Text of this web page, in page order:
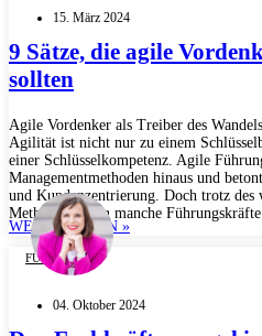
15. März 2024
9 Sätze, die agile
sollten
Agile Vordenker als Treiber des
Agilität ist nicht nur zu einem
einer Schlüsselkompetenz. Agile
Managementmethoden hinaus und
und Kundenzentrierung. Doch trotz des
Methoden fallen manche
WEITERLESEN »
FÜHRUNG
04. Oktober 2024